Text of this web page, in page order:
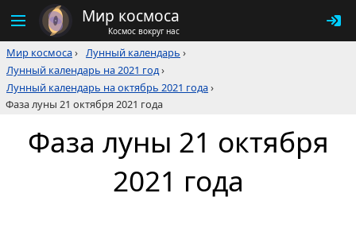
Мир космоса
Космос вокруг нас
Мир космоса› Лунный календарь ›
Лунный календарь на 2021 год›
Лунный календарь на октябрь 2021 года›
Фаза луны 21 октября 2021 года
Фаза луны 21 октября
2021 года